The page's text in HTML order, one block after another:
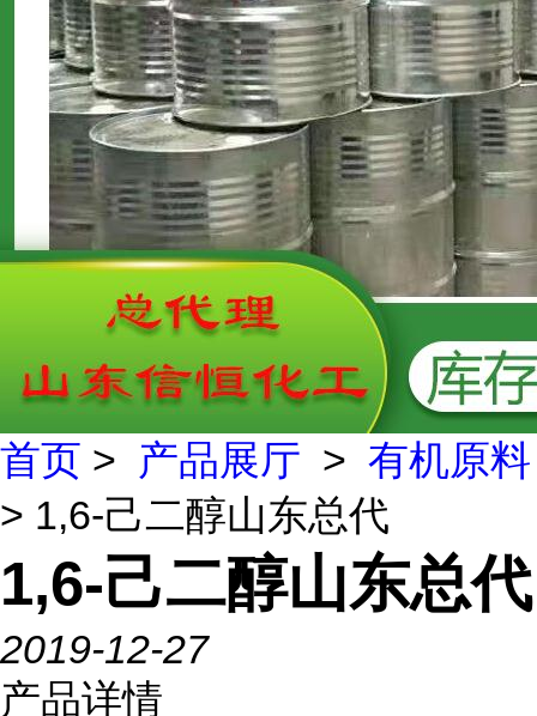
首页 > 产品展厅 > 有机原料
> 1,6-己二醇山东总代
1,6-己二醇山东总代
2019-12-27
产品详情